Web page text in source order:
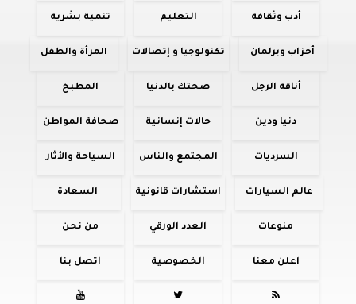
أدب وثقافة التعليم تنمية بشرية
أحزاب وبرلمان تكنولوجيا و إتصالات المرأة والطفل
أناقة الرجل صحتك بالدنيا المطبخ
دنيا ودين حالات إنسانية صحافة المواطن
السرديات المجتمع والناس السياحة والأثار
عالم السيارات استشارات قانونية السعادة
منوعات العدد الورقي من نحن
اعلن معنا الخصوصية اتصل بنا


